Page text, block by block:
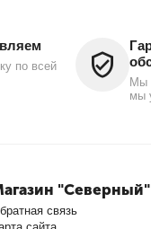
по всей
Мы
мы
"Северный"
связь